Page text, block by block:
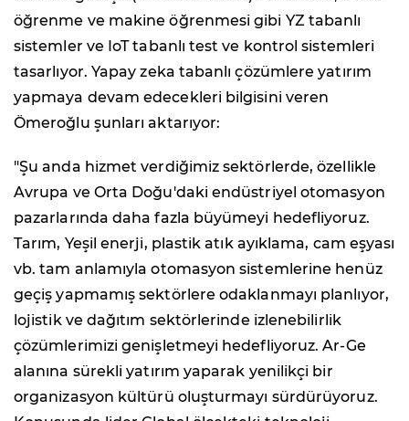
öğrenme ve makine öğrenmesi gibi YZ tabanlı
sistemler ve IoT tabanlı test ve kontrol sistemleri
tasarlıyor. Yapay zeka tabanlı çözümlere yatırım
yapmaya devam edecekleri bilgisini veren
Ömeroğlu şunları aktarıyor:
"Şu anda hizmet verdiğimiz sektörlerde, özellikle
Avrupa ve Orta Doğu'daki endüstriyel otomasyon
pazarlarında daha fazla büyümeyi hedefliyoruz.
Tarım, Yeşil enerji, plastik atık ayıklama, cam eşyası
vb. tam anlamıyla otomasyon sistemlerine henüz
geçiş yapmamış sektörlere odaklanmayı planlıyor,
lojistik ve dağıtım sektörlerinde izlenebilirlik
çözümlerimizi genişletmeyi hedefliyoruz. Ar-Ge
alanına sürekli yatırım yaparak yenilikçi bir
organizasyon kültürü oluşturmayı sürdürüyoruz.